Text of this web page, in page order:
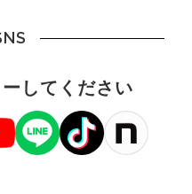
してください